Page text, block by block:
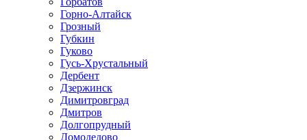
Горно-Алтайск
Грозный
Губкин
Гуково
Гусь-Хрустальный
Дербент
Дзержинск
Димитровград
Дмитров
Долгопрудный
Домодедово